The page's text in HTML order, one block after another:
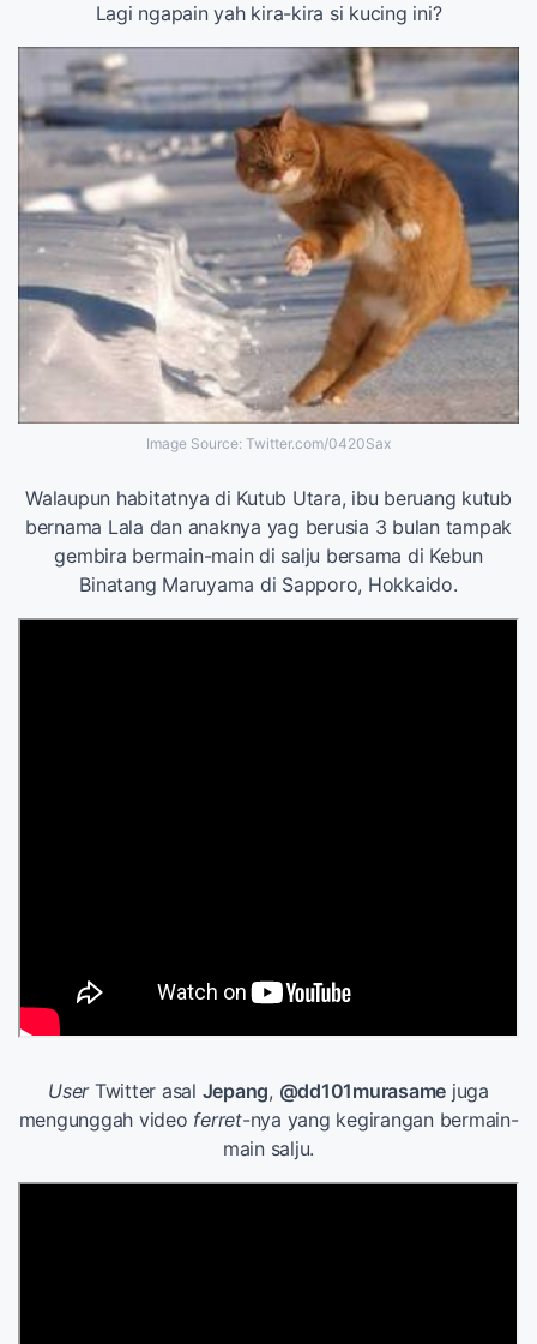
Lagi ngapain yah kira-kira si kucing ini?
Image Source: Twitter.com/0420Sax
Walaupun habitatnya di Kutub Utara, ibu beruang kutub
bernama Lala dan anaknya yag berusia 3 bulan tampak
gembira bermain-main di salju bersama di Kebun
Binatang Maruyama di Sapporo, Hokkaido.
UserTwitter asal Jepang, @dd101murasame juga
mengunggah video ferret-nya yang kegirangan bermain-
main salju.